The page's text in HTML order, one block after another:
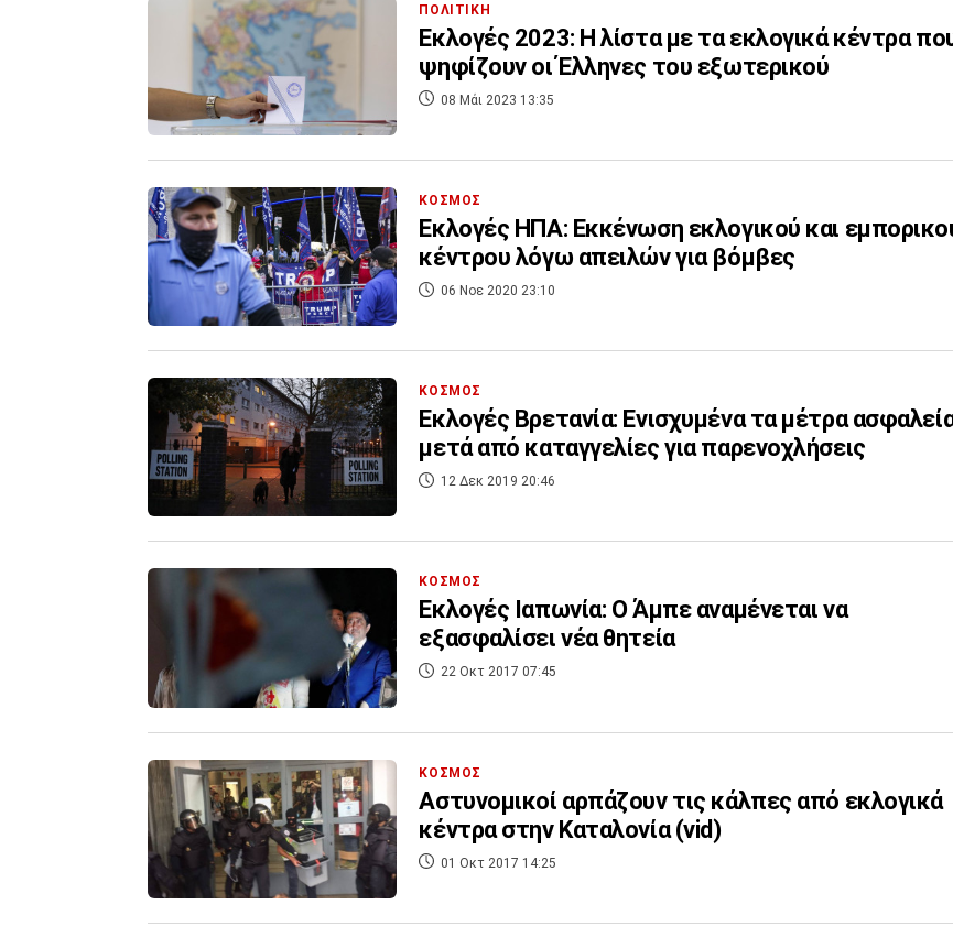
ΠΟΛΙΤΙΚΗ
Εκλογές 2023: Η λίστα με τα εκλογικά κέντρα
ψηφίζουν οι Έλληνες του εξωτερικού
08 Μάι 2023 13:35
ΚΟΣΜΟΣ
Εκλογές ΗΠΑ: Εκκένωση εκλογικού και
κέντρου λόγω απειλών για βόμβες
06 Νοε 2020 23:10
ΚΟΣΜΟΣ
Εκλογές Βρετανία: Ενισχυμένα τα μέτρα
μετά από καταγγελίες για παρενοχλήσεις
12 Δεκ 2019 20:46
ΚΟΣΜΟΣ
Εκλογές Ιαπωνία: Ο Άμπε αναμένεται να
εξασφαλίσει νέα θητεία
22 Οκτ 2017 07:45
ΚΟΣΜΟΣ
Αστυνομικοί αρπάζουν τις κάλπες από εκλογικά
κέντρα στην Καταλονία (vid)
01 Οκτ 2017 14:25